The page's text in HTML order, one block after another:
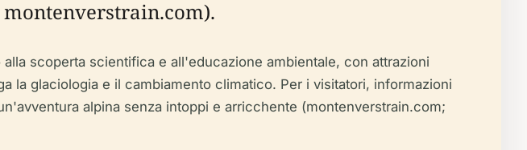
scoperta scientifica e all'educazione ambientale, con attrazioni
la glaciologia e il cambiamento climatico. Per i visitatori, informazioni
alpina senza intoppi e arricchente (montenverstrain.com;